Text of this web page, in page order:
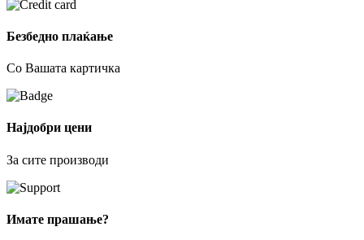
Безбедно плаќање
Со Вашата картичка
Најдобри цени
За сите производи
Имате прашање?